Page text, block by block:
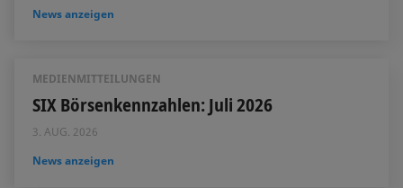
News anzeigen
MEDIENMITTEILUNGEN
SIX Börsenkennzahlen: Juli 2026
3. AUG. 2026
News anzeigen